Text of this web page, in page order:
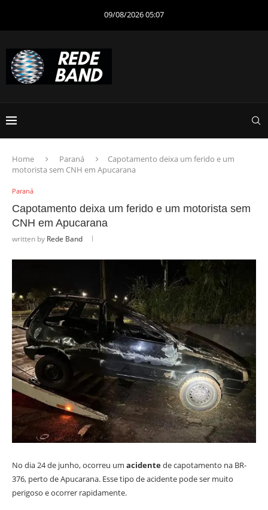
09/08/2026 05:07
Home Paraná
Capotamento deixa um ferido e um
motorista sem CNH em Apucarana
Paraná
Capotamento deixa um ferido e um motorista sem
CNH em Apucarana
written by Rede Band
No dia 24 de junho, ocorreu um acidentede capotamento na BR-
376, perto de Apucarana. Esse tipo de acidente pode ser muito
perigoso e ocorrer rapidamente.